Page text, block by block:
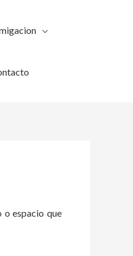
o espacio que